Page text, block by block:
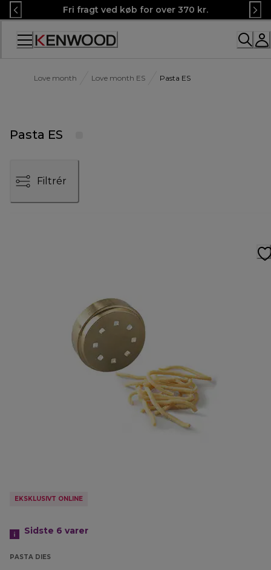
Skip
to
Content
Fri fragt ved køb for over 370 kr.
Love month Love month ES Pasta ES
Pasta ES
Filtrér
EKSKLUSIVT ONLINE
Sidste 6 varer
PASTA DIES